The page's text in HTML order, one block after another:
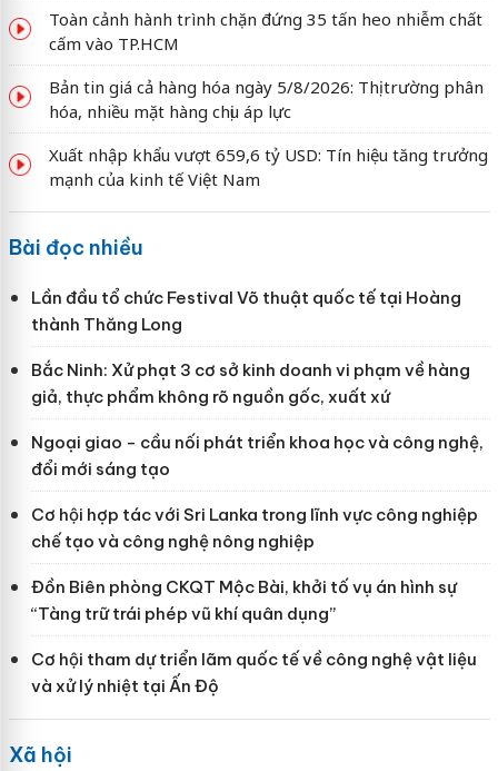
Toàn cảnh hành trình chặn đứng 35 tấn heo nhiễm chất
cấm vào TP.HCM
Bản tin giá cả hàng hóa ngày 5/8/2026: Thị trường phân
hóa, nhiều mặt hàng chịu áp lực
Xuất nhập khẩu vượt 659,6 tỷ USD: Tín hiệu tăng trưởng
mạnh của kinh tế Việt Nam
Bài đọc nhiều
Lần đầu tổ chức Festival Võ thuật quốc tế tại Hoàng
thành Thăng Long
Bắc Ninh: Xử phạt 3 cơ sở kinh doanh vi phạm về hàng
giả, thực phẩm không rõ nguồn gốc, xuất xứ
Ngoại giao - cầu nối phát triển khoa học và công nghệ,
đổi mới sáng tạo
Cơ hội hợp tác với Sri Lanka trong lĩnh vực công nghiệp
chế tạo và công nghệ nông nghiệp
Đồn Biên phòng CKQT Mộc Bài, khởi tố vụ án hình sự
“Tàng trữ trái phép vũ khí quân dụng”
Cơ hội tham dự triển lãm quốc tế về công nghệ vật liệu
và xử lý nhiệt tại Ấn Độ
Xã hội